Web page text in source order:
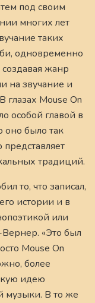
под своим
многих лет
таких
одновременно
жанр
на звучание и
Mouse On
особой главой в
оно было так
традиций.
то, что записал,
истории и в
или
«Это был
Mouse On
более
идею
музыки. В то же